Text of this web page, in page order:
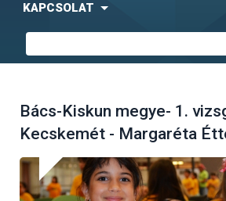
KAPCSOLAT
Bács-Kiskun megye- 1.
Kecskemét - Margaréta